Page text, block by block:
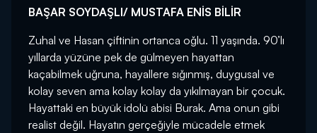
BAŞAR SOYDAŞLI/ MUSTAFA ENİS BİLİR
Zuhal ve Hasan çiftinin ortanca oğlu. 11 yaşında. 90’lı
yıllarda yüzüne pek de gülmeyen hayattan
kaçabilmek uğruna, hayallere sığınmış, duygusal ve
kolay seven ama kolay kolay da yıkılmayan bir çocuk.
Hayattaki en büyük idolü abisi Burak. Ama onun gibi
realist değil. Hayatın gerçeğiyle mücadele etmek